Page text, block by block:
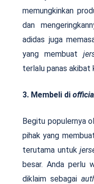
memungkinkan
dan
adidas juga
yang membuat
terlalu panas akibat
3. Membeli di
Begitu populernya
pihak yang
terutama untuk
besar. Anda perlu
diklaim sebagai